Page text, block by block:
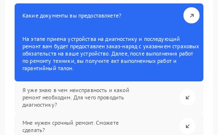
Какие документы вы предоставляете?
На этапе приема устройства на диагностику и последующий
ремонт вам будет предоставлен заказ-наряд с указанием страховых
обязательств на ваше устройство. Далее, после выполнения работ
по ремонту техники, вы получите акт выполненных работ и
гарантийный талон.
Я уже знаю в чем неисправность и какой
ремонт необходим. Для чего проводить
диагностику?
Мне нужен срочный ремонт. Сможете
сделать?